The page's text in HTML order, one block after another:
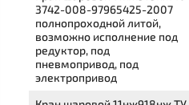
3742-008-97965425-2007
полнопроходной литой,
возможно исполнение под
редуктор, под
пневмопривод, под
электропривод